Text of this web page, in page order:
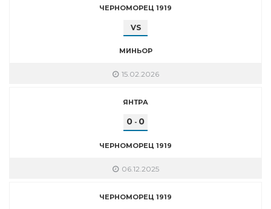
ЧЕРНОМОРЕЦ 1919
VS
МИНЬОР
15.02.2026
ЯНТРА
0 - 0
ЧЕРНОМОРЕЦ 1919
06.12.2025
ЧЕРНОМОРЕЦ 1919